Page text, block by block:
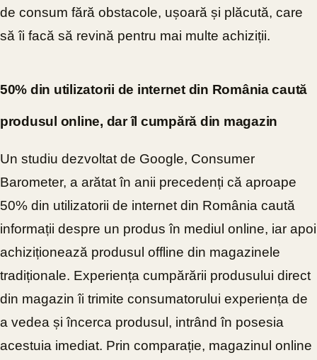
de consum fără obstacole, ușoară și plăcută, care
să îi facă să revină pentru mai multe achiziții.
50% din utilizatorii de internet din România caută
produsul online, dar îl cumpără din magazin
Un studiu dezvoltat de Google, Consumer
Barometer, a arătat în anii precedenți că aproape
50% din utilizatorii de internet din România caută
informații despre un produs în mediul online, iar apoi
achiziționează produsul offline din magazinele
tradiționale. Experiența cumpărării produsului direct
din magazin îi trimite consumatorului experiența de
a vedea și încerca produsul, intrând în posesia
acestuia imediat. Prin comparație, magazinul online